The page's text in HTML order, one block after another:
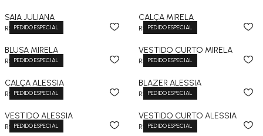
PEDIDO ESPECIAL
SAIA JULIANA
R$ 2.980,00 PEDIDO ESPECIAL
CALÇA MIRELA
R$ 3.480,00
PEDIDO ESPECIAL
BLUSA MIRELA
R$ 2.680,00 PEDIDO ESPECIAL
VESTIDO CURTO MIRELA
R$ 3.380,00
PEDIDO ESPECIAL
CALÇA ALESSIA
R$ 2.980,00 PEDIDO ESPECIAL
BLAZER ALESSIA
R$ 3.980,00
PEDIDO ESPECIAL
VESTIDO ALESSIA
R$ 3.980,00 PEDIDO ESPECIAL
VESTIDO CURTO ALESSIA
R$ 4.280,00